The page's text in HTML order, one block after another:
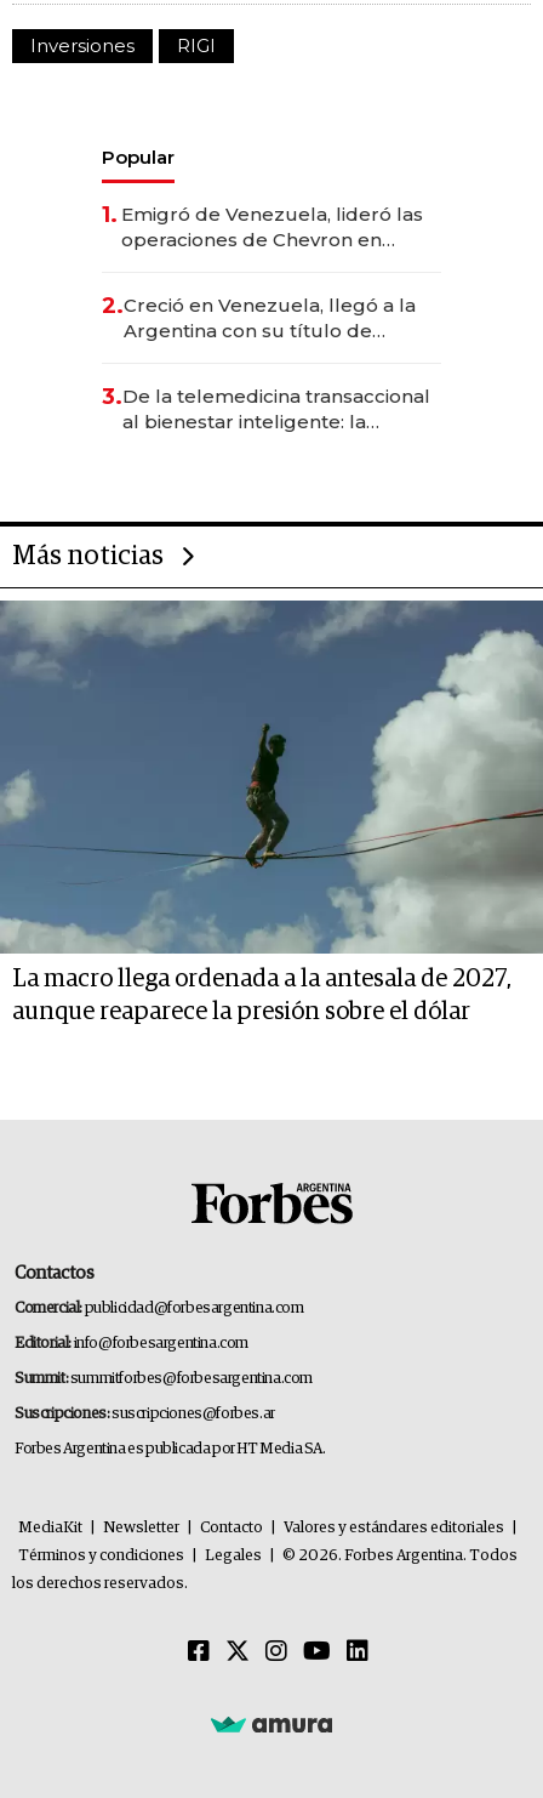
Inversiones RIGI
Popular
1. Emigró de Venezuela, lideró las
operaciones de Chevron en
2.Creció en Venezuela, llegó a la
Argentina con su título de
las marcas "fast premium"
3.De la telemedicina transaccional
al bienestar inteligente: la
Más noticias
La macro llega ordenada a la antesala de 2027,
aunque reaparece la presión sobre el dólar
Contactos
Comercial:publicidad@forbesargentina.com
Editorial:info@forbesargentina.com
Summit:summitforbes@forbesargentina.com
Suscripciones:suscripciones@forbes.ar
Forbes Argentina es publicada por HT Media SA.
MediaKit Newsletter Contacto Valores y estándares editoriales
Términos y condiciones
Legales
© 2026. Forbes Argentina. Todos
los derechos reservados.